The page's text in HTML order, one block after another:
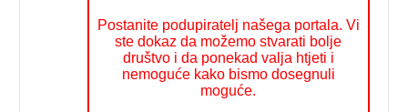
Postanite podupiratelj našega portala. Vi
ste dokaz da možemo stvarati bolje
društvo i da ponekad valja htjeti i
nemoguće kako bismo dosegnuli
moguće.